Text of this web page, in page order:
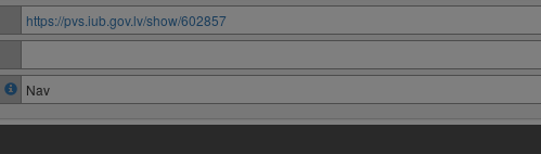
https://pvs.iub.gov.lv/show/602857
Nav